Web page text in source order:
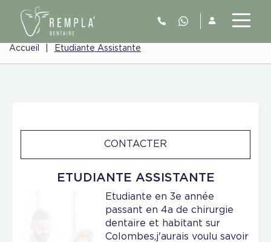
Accueil Etudiante Assistante
ETUDIANTE ASSISTANTE
CONTACTER
Etudiante en 3e année
passant en 4a de chirurgie
dentaire et habitant sur
Colombes,j'aurais voulu savoir